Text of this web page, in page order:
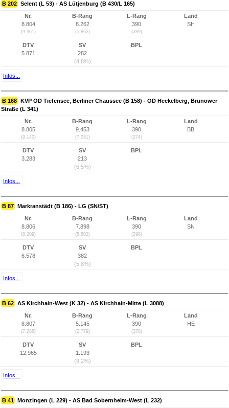
B 202 Selent (L 53) - AS Lütjenburg (B 430/L 165)
Nr.
8.804
(9.961)
B-Rang
8.262
(5.862)
L-Rang
390
(289)
Land
SH
DTV
5.871
SV
282
(4,8%)
BPL
Infos...
B 168 KVP OD Tiefensee, Berliner Chaussee (B 158) - OD Heckelberg, Brunower
Straße (L 341)
Nr.
8.805
(9.140)
B-Rang
9.453
(7.051)
L-Rang
390
(274)
Land
BB
DTV
3.283
SV
213
(6,5%)
BPL
Infos...
B 87 Markranstädt (B 186) - LG (SN/ST)
Nr.
8.806
(8.209)
B-Rang
7.898
(5.502)
L-Rang
390
(298)
Land
SN
DTV
6.578
SV
382
(5,8%)
BPL
Infos...
B 62 AS Kirchhain-West (K 32) - AS Kirchhain-Mitte (L 3088)
Nr.
8.807
(7.288)
B-Rang
5.145
(2.779)
L-Rang
390
(378)
Land
HE
DTV
12.965
SV
1.193
(9,2%)
BPL
Infos...
B 41 Monzingen (L 229) - AS Bad Sobernheim-West (L 232)